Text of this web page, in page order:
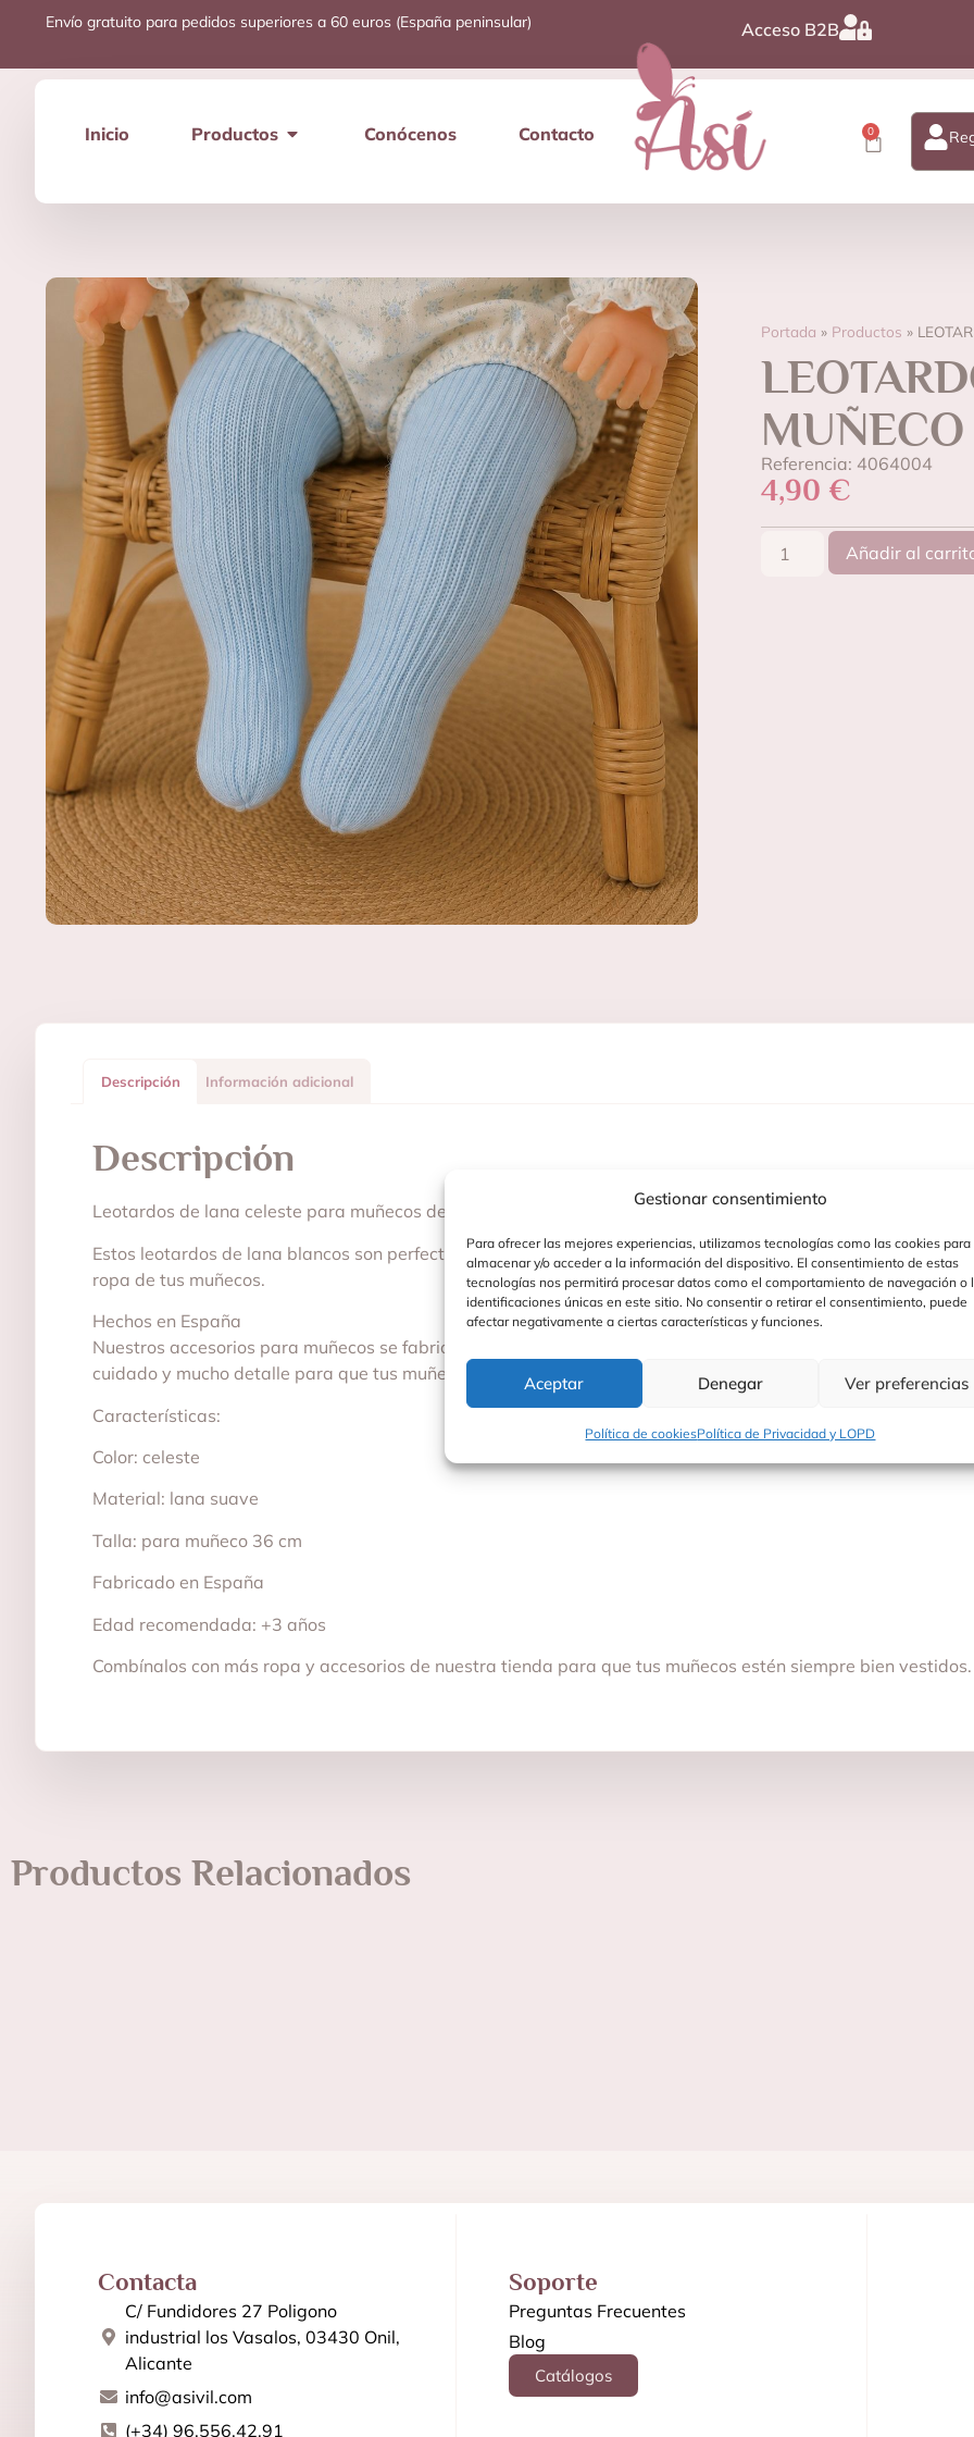
Gestionar consentimiento
Para ofrecer las mejores experiencias, utilizamos tecnologías como las cookies para
almacenar y/o acceder a la información del dispositivo. El consentimiento de estas
tecnologías nos permitirá procesar datos como el comportamiento de navegación o
identificaciones únicas en este sitio. No consentir o retirar el consentimiento, puede
afectar negativamente a ciertas características y funciones.
Aceptar Denegar Ver preferencias
Política de cookiesPolítica de Privacidad y LOPD
Envío gratuito para pedidos superiores a 60 euros (España peninsular) Acceso B2B
Inicio Productos Conócenos Contacto 0
Portada » Productos »
Referencia: 4064004
4,90 €
Añadir al
Descripción Información adicional
Descripción
Leotardos de lana celeste para muñecos de 36 cm
Estos leotardos de lana blancos son perfectos para muñecos de 36 cm. Son suaves, cómodos y fáciles de
ropa de tus muñecos.
Hechos en España
Nuestros accesorios para muñecos se fabrican en España por Asivil, S.L. con materiales de buena calidad
cuidado y mucho detalle para que tus muñecos se vean bonitos en todo momento.
Características:
Color: celeste
Material: lana suave
Talla: para muñeco 36 cm
Fabricado en España
Edad recomendada: +3 años
Combínalos con más ropa y accesorios de nuestra tienda para que tus muñecos estén siempre bien vestidos.
Productos Relacionados
Contacta
C/ Fundidores 27 Poligono
industrial los Vasalos, 03430 Onil,
Alicante
info@asivil.com
(+34) 96.556.42.91
Soporte
Preguntas Frecuentes
Blog
Catálogos